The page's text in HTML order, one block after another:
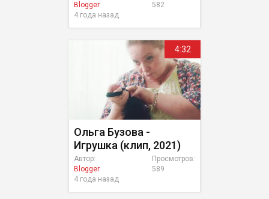
582
Blogger
4 года назад
4:32
Ольга Бузова -
Игрушка (клип, 2021)
Просмотров:
589
Автор:
Blogger
4 года назад